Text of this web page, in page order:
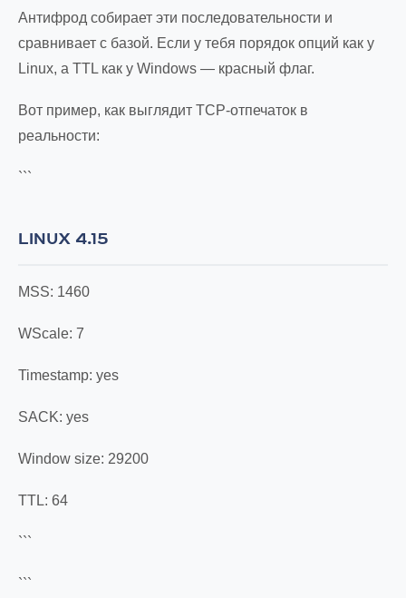
Антифрод собирает эти последовательности и
сравнивает с базой. Если у тебя порядок опций как у
Linux, а TTL как у Windows — красный флаг.
Вот пример, как выглядит TCP-отпечаток в
реальности:
```
LINUX 4.15
MSS: 1460
WScale: 7
Timestamp: yes
SACK: yes
Window size: 29200
TTL: 64
```
```